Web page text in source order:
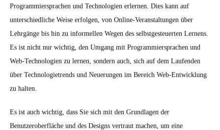
Programmiersprachen und Technologien erlernen. Dies kann auf
unterschiedliche Weise erfolgen, von Online-Veranstaltungen über
Lehrgänge bis hin zu informellen Wegen des selbstgesteuerten Lernens.
Es ist nicht nur wichtig, den Umgang mit Programmiersprachen und
Web-Technologien zu lernen, sondern auch, sich auf dem Laufenden
über Technologietrends und Neuerungen im Bereich Web-Entwicklung
zu halten.
Es ist auch wichtig, dass Sie sich mit den Grundlagen der
Benutzeroberfläche und des Designs vertraut machen, um eine